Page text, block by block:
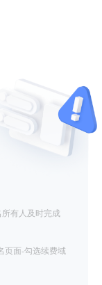
有人及时完成
页面-勾选续费域